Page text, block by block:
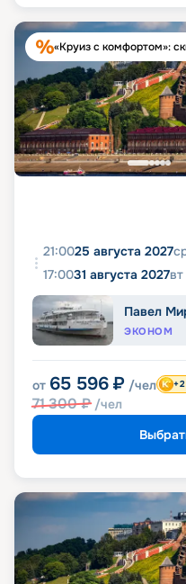
«Круиз с комфортом»:
21:0025 августа 2027
17:0031 августа 2027вт
Павел
ЭКОНОМ
от 65 596 ₽ /чел
71 300₽ /чел